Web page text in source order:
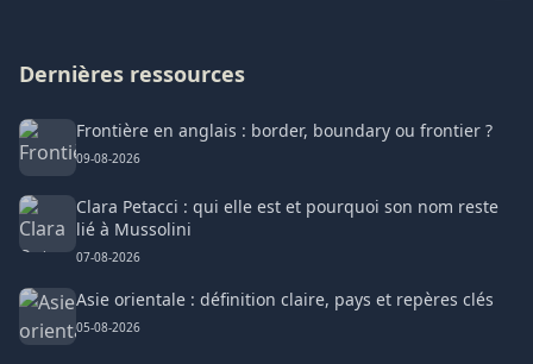
Dernières ressources
Frontière en anglais : border, boundary ou frontier ?
09-08-2026
Clara Petacci : qui elle est et pourquoi son nom reste
lié à Mussolini
07-08-2026
Asie orientale : définition claire, pays et repères clés
05-08-2026